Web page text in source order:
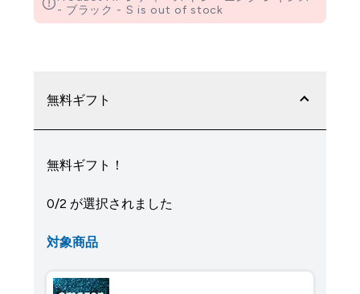
- ブラック - S is out of stock
無料ギフト
無料ギフト！
0/2 が選択されました
対象商品